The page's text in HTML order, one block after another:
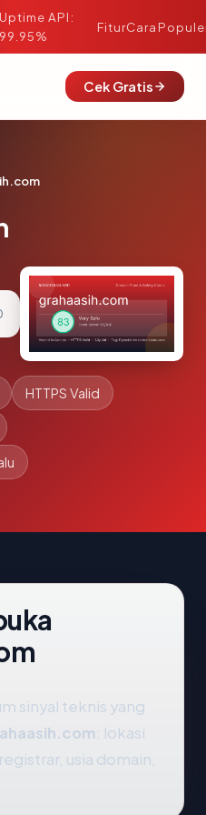
Uptime API:
99.95%
FiturCara
Cek Gratis
HTTPS Valid
sinyal teknis yang
: lokasi
usia domain,